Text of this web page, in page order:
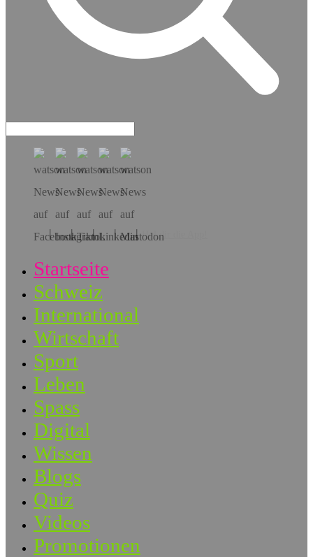
Hol dir die App!
Startseite
Schweiz
International
Wirtschaft
Sport
Leben
Spass
Digital
Wissen
Blogs
Quiz
Videos
Promotionen